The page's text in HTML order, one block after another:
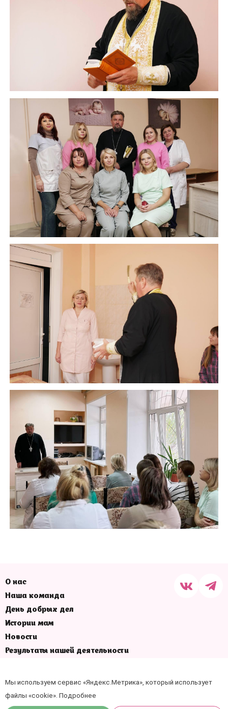
О нас
Наша команда
День добрых дел
Истории мам
Новости
Результаты нашей деятельности
Наши контакты
+7 (4862) 78-00-88
Мы используем сервис «Яндекс.Метрика», который использует
файлы «cookie».Подробнее